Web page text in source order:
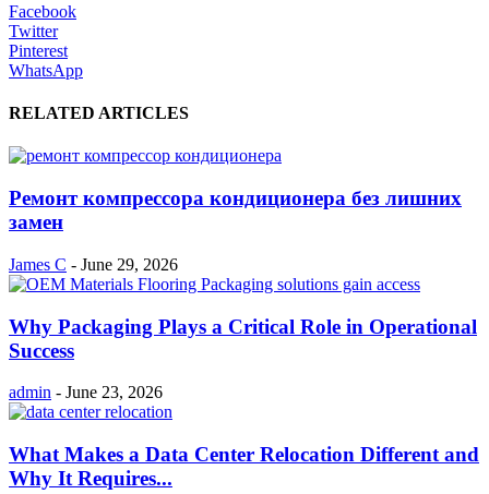
Facebook
Twitter
Pinterest
WhatsApp
RELATED ARTICLES
Ремонт компрессора кондиционера без лишних
замен
James C - June 29, 2026
Why Packaging Plays a Critical Role in Operational
Success
admin - June 23, 2026
What Makes a Data Center Relocation Different and
Why It Requires...